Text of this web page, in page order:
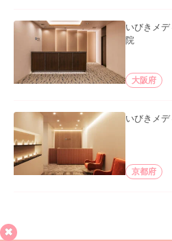
いびきメ
院
大阪府
いびきメ
京都府